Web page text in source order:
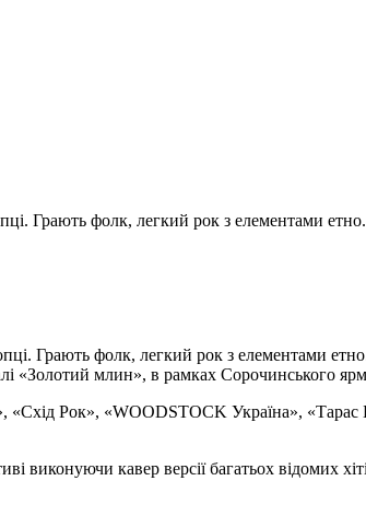
Грають фолк, легкий рок з елементами етно.
Грають фолк, легкий рок з елементами
«Золотий млин», в рамках Сорочинського
Рок», «WOODSTOСK Україна»,
виконуючи кавер версії багатьох відомих